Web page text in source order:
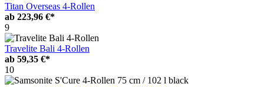
Titan Overseas 4-Rollen
ab 223,96 €*
9
Travelite Bali 4-Rollen
ab 59,35 €*
10